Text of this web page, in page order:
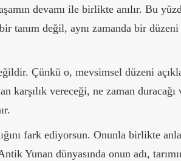
devamı ile birlikte anılır. Bu
tanım değil, aynı zamanda bir
Çünkü o, mevsimsel düzeni
vereceği, ne zaman duracağı
fark ediyorsun. Onunla birlikte
Yunan dünyasında onun adı,